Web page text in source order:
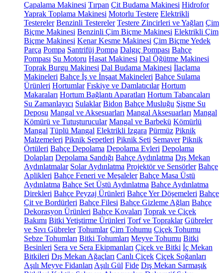
Çapalama Makinesi Tırpan Çit Budama Makinesi Hidrofor
Yaprak Toplama Makinesi Motorlu Testere Elektrikli
Testereler Benzinli Testereler Testere Zincirleri ve Yağları Çim
Biçme Makinesi Benzinli Çim Biçme Makinesi Elektrikli Çim
Biçme Makinesi Kenar Kesme Makinesi Çim Biçme Yedek
Parça Pompa Santrifüj Pompa Dalgıç Pompası Bahçe
Pompası Su Motoru Hasat Makinesi Dal Öğütme Makinesi
Toprak Burgu Makinesi Dal Budama Makinesi İlaçlama
Makineleri Bahçe İş ve İnşaat Makineleri Bahçe Sulama
Ürünleri Hortumlar Fıskiye ve Damlatıcılar Hortum
Makaraları Hortum Bağlantı Aparatları Hortum Tabancaları
Su Zamanlayıcı Sulaklar Bidon Bahçe Musluğu Şişme Su
Deposu Mangal ve Aksesuarları Mangal Aksesuarları Mangal
Kömürü ve Tutuşturucular Mangal ve Barbekü Kömürlü
Mangal Tüplü Mangal Elektrikli Izgara Pürmüz Piknik
Malzemeleri Piknik Sepetleri Piknik Seti Semaver Piknik
Örtüleri Bahçe Depolama Depolama Evleri Depolama
Dolapları Depolama Sandığı Bahçe Aydınlatma Dış Mekan
Aydınlatmalar Solar Aydınlatma Projektör ve Sensörler Bahçe
Aplikleri Bahçe Feneri ve Meşaleler Bahçe Masa Üstü
Aydınlatma Bahçe Set Üstü Aydınlatma Bahçe Aydınlatma
Direkleri Bahçe Peyzaj Ürünleri Bahçe Yer Döşemeleri Bahçe
Çit ve Bordürleri Bahçe Filesi Bahçe Gizleme Ağları Bahçe
Dekorasyon Ürünleri Bahçe Kovaları Toprak ve Çiçek
Bakımı Bitki Yetiştirme Ürünleri Torf ve Topraklar Gübreler
ve Sıvı Gübreler Tohumlar Çim Tohumu Çiçek Tohumu
Sebze Tohumları Bitki Tohumları Meyve Tohumu Bitki
Besinleri Sera ve Sera Ekipmanları Çiçek ve Bitki İç Mekan
Bitkileri Dış Mekan Ağaçları Canlı Çiçek Çiçek Soğanları
Aşılı Meyve Fidanları Aşılı Gül Fide Dış Mekan Sarmaşık